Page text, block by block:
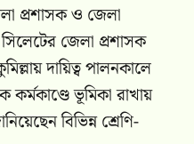
প্রশাসক ও জেলা
সিলেটের জেলা প্রশাসক
দায়িত্ব পালনকালে
কর্মকাণ্ডে ভূমিকা রাখায়
বিভিন্ন শ্রেণি-